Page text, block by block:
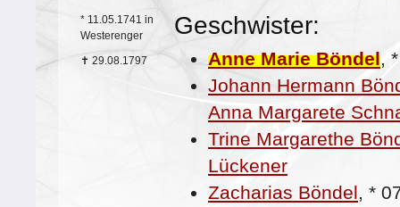
* 11.05.1741 in
Westerenger
✝ 29.08.1797
Geschwister:
Anne Marie Böndel
Johann Hermann
Anna Margarete
Trine Margarethe
Lückener
Zacharias Böndel *